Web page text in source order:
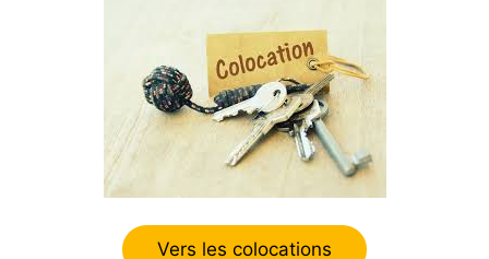
Vers les colocations